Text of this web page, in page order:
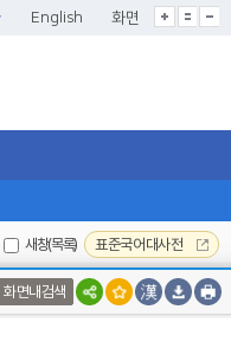
English 화면
새창(목록) 표준국어대사전
화면내검색